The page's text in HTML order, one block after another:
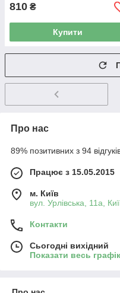
810 ₴
Купити
Про нас
89% позитивних з 94
Працює з 15.05.2015
м. Київ
вул. Урлівська, 11а,
Контакти
Сьогодні вихідний
Показати весь